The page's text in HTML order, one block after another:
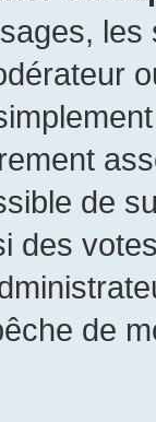
de
des
de